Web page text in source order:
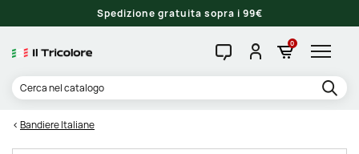
Spedizione gratuita sopra i 99€
0
Bandiere Italiane